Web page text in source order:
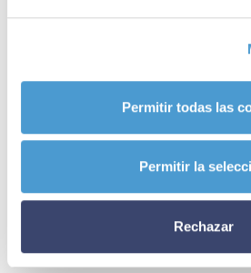
Permitir todas las
Permitir la
Rechazar
Noticias